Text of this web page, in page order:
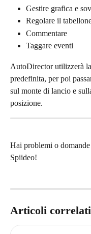
Gestire grafica e
Regolare il
Commentare
Taggare eventi
AutoDirector utilizzerà
predefinita, per poi
sul monte di lancio e
posizione.
Hai problemi o
Spiideo!
Articoli correlati